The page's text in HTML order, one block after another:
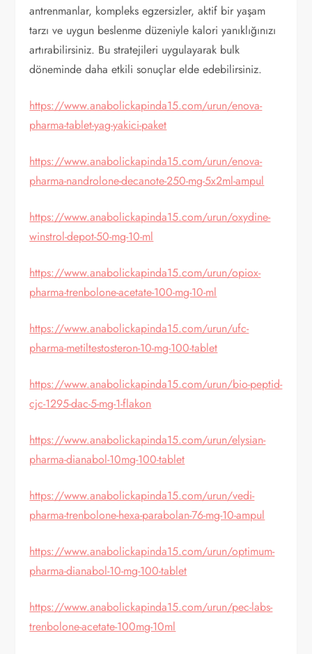
antrenmanlar, kompleks egzersizler, aktif bir yaşam
tarzı ve uygun beslenme düzeniyle kalori yanıklığınızı
artırabilirsiniz. Bu stratejileri uygulayarak bulk
döneminde daha etkili sonuçlar elde edebilirsiniz.
https://www.anabolickapinda15.com/urun/enova-
pharma-tablet-yag-yakici-paket
https://www.anabolickapinda15.com/urun/enova-
pharma-nandrolone-decanote-250-mg-5x2ml-ampul
https://www.anabolickapinda15.com/urun/oxydine-
winstrol-depot-50-mg-10-ml
https://www.anabolickapinda15.com/urun/opiox-
pharma-trenbolone-acetate-100-mg-10-ml
https://www.anabolickapinda15.com/urun/ufc-
pharma-metiltestosteron-10-mg-100-tablet
https://www.anabolickapinda15.com/urun/bio-peptid-
cjc-1295-dac-5-mg-1-flakon
https://www.anabolickapinda15.com/urun/elysian-
pharma-dianabol-10mg-100-tablet
https://www.anabolickapinda15.com/urun/vedi-
pharma-trenbolone-hexa-parabolan-76-mg-10-ampul
https://www.anabolickapinda15.com/urun/optimum-
pharma-dianabol-10-mg-100-tablet
https://www.anabolickapinda15.com/urun/pec-labs-
trenbolone-acetate-100mg-10ml